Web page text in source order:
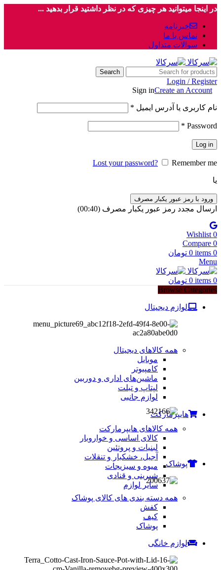
در اینجا میتوانید هر چیزی که در نظر داشتید قرار بدهید ...
خبرنامه
تماس با ما
سوالات متداول
Search
Login / Register
Sign inCreate an Account
نام کاربری یا آدرس ایمیل *
Password
*
Log in
Lost your password? Remember me
یا
ورود با رمز عبور یکبار مصرف
ارسال مجدد رمز عبور یکبار مصرف (00:
40
)
0
Wishlist
0
Compare
0
items
0 تومان
Menu
0
items
0 تومان
Browse Categories
لوازم دیجیتال
همه کالاهای دیجیتال
موبایل
کامپیوتر
ماشین‌های اداری و دوربین
لپتاپ و تبلت
لوازم جانبی
هایپرمارکت
همه کالاهای هایپرمارکت
کالای اساسی و خواروبار
لبنیات و پروتئین
آجیل، خشکبار و تنقلات
میوه و سبزیجات
شیرینی و قنادی
سایر لوازم
پوشاک
همه دسته بندی های کالای پوشاک
کفش
کیف
پوشاک
لوازم خانگی